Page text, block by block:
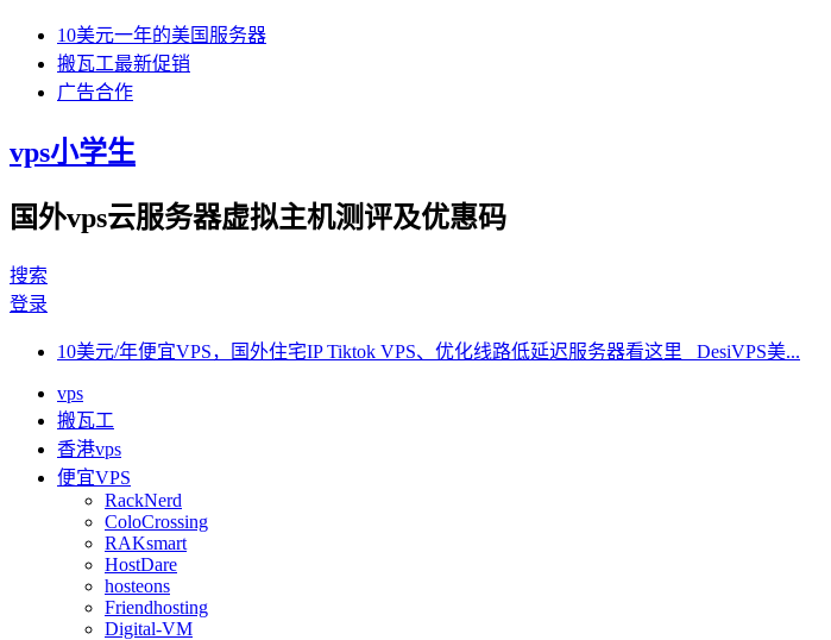
10美元一年的美国服务器
搬瓦工最新促销
广告合作
vps小学生
国外vps云服务器虚拟主机测评及优惠码
搜索
登录
10美元/年便宜VPS，国外住宅IP Tiktok VPS、优化线路低延迟服务器看这里 DesiVPS美...
vps
搬瓦工
香港vps
便宜VPS
RackNerd
ColoCrossing
RAKsmart
HostDare
hosteons
Friendhosting
Digital-VM